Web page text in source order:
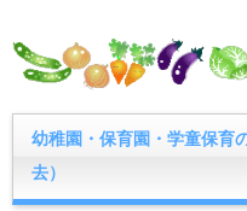
幼稚園・保育園・学童保育
去）